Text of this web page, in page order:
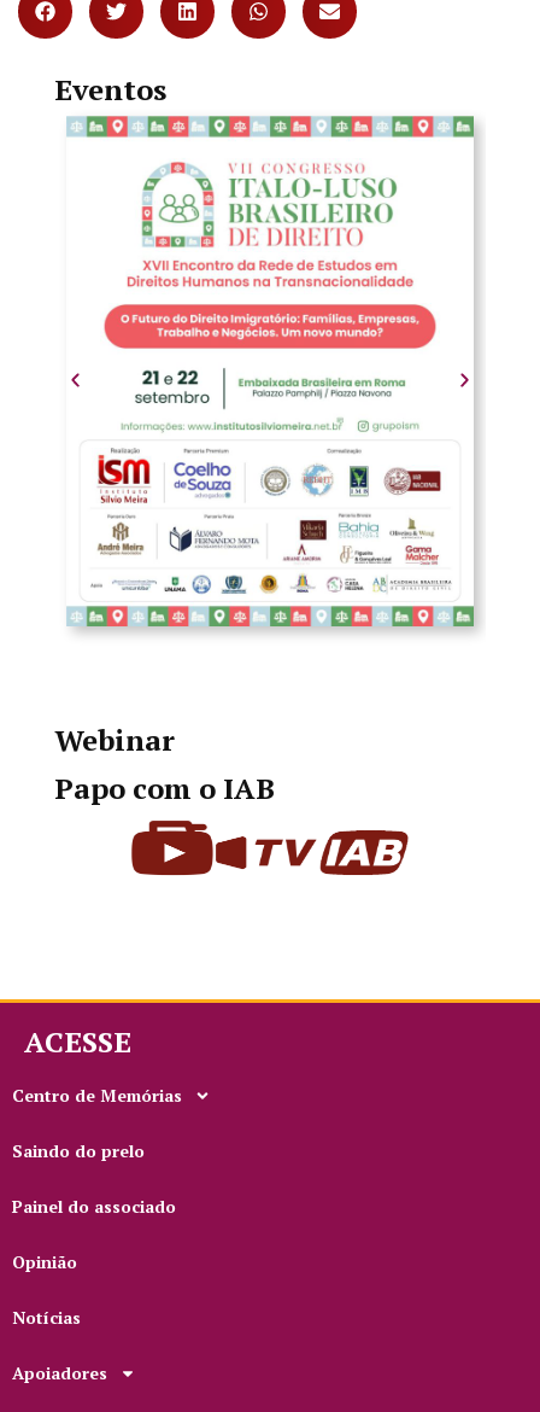
Eventos
Webinar
Papo com o IAB
ACESSE
Centro de Memórias
Saindo do prelo
Painel do associado
Opinião
Notícias
Apoiadores